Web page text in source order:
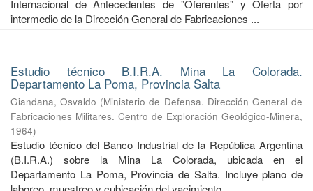
Internacional de Antecedentes de "Oferentes" y Oferta por
intermedio de la Dirección General de Fabricaciones ...
Estudio técnico B.I.R.A. Mina La Colorada.
Departamento La Poma, Provincia Salta
Giandana, Osvaldo (Ministerio de Defensa. Dirección General de
Fabricaciones Militares. Centro de Exploración Geológico-Minera,
1964)
Estudio técnico del Banco Industrial de la República Argentina
(B.I.R.A.) sobre la Mina La Colorada, ubicada en el
Departamento La Poma, Provincia de Salta. Incluye plano de